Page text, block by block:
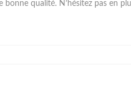
bonne qualité. N’hésitez pas en